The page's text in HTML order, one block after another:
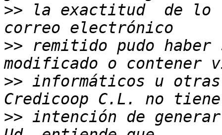
>> la exactitud  de lo
>> remitido pudo
>> informáticos u
>> intención de